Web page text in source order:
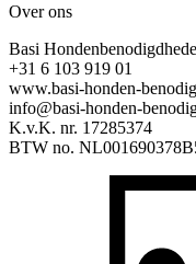
Over ons
Basi
+31 6 103 919 01
www.basi-honden-
info@basi-honden-
K.v.K. nr. 17285374
BTW no.